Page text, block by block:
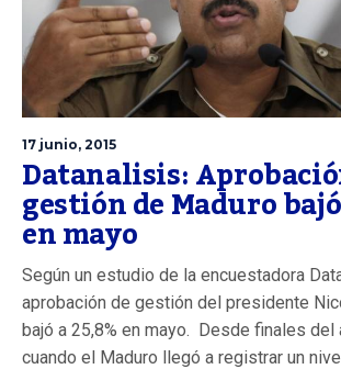
17 junio, 2015
Datanalisis:
gestión de Maduro
en mayo
Según un estudio de la encuestadora
aprobación de gestión del presidente
bajó a 25,8% en mayo. Desde finales del
cuando el Maduro llegó a registrar un